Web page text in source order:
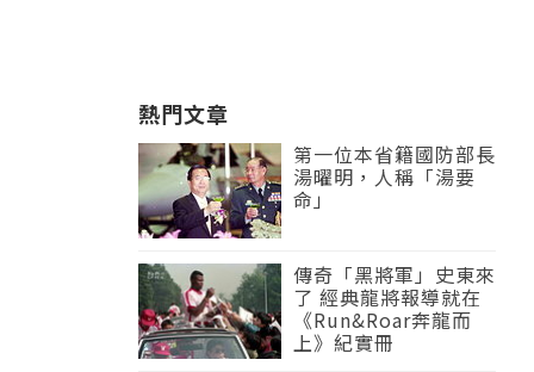
熱門文章
第一位本省籍國防部長
湯曜明，人稱「湯要
命」
傳奇「黑將軍」史東來
了 經典龍將報導就在
《Run&Roar奔龍而
上》紀實冊